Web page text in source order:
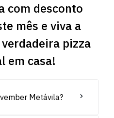
com desconto
mês e viva a
pizza
em casa!
Metávila?